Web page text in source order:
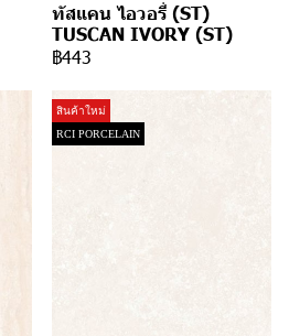
ทัสแคน ไอวอรี่ (ST)
TUSCAN IVORY (ST)
฿443
สินค้าใหม่
RCI PORCELAIN